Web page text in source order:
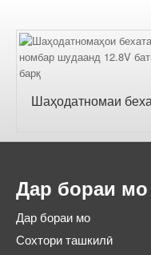
Шаҳодатномаи
Дар бораи мо
Дар бораи мо
Сохтори ташкилӣ